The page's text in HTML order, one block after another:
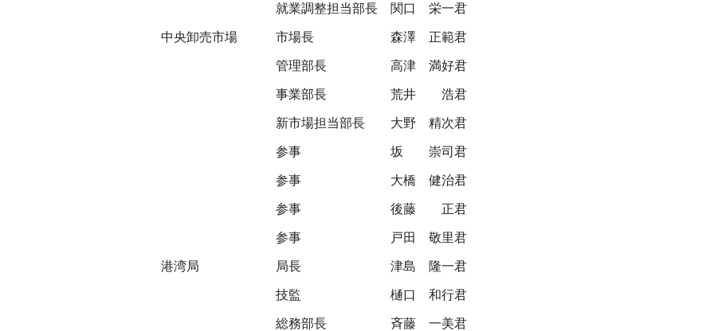
就業調整担当部長 関口 栄一君
中央卸売市場 市場長 森澤 正範君
管理部長 高津 満好君
事業部長 荒井 浩君
新市場担当部長 大野 精次君
参事 坂 崇司君
参事 大橋 健治君
参事 後藤 正君
参事 戸田 敬里君
港湾局 局長 津島 隆一君
技監 樋口 和行君
総務部長 斉藤 一美君